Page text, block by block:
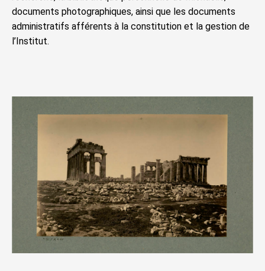
documents photographiques, ainsi que les documents
administratifs afférents à la constitution et la gestion de
l’Institut.